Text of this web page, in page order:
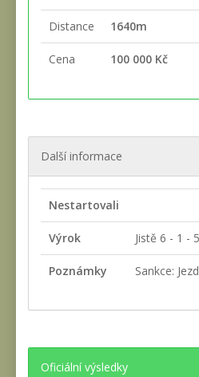
Distance 1640m
Cena 100 000 Kč
Další informace
Nestartovali
Výrok Jistě 6 - 1 -
Poznámky Sankce:
Oficiální výsledky